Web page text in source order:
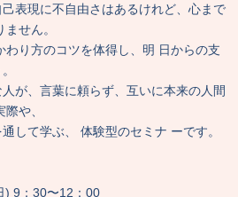
表現に不自由さはあるけれど、心まで
せん。
わり方のコツを体得し、明 日からの支
が、言葉に頼らず、互いに本来の人間
や、
して学ぶ、 体験型のセミナ ーです。
) 9：30〜12：00